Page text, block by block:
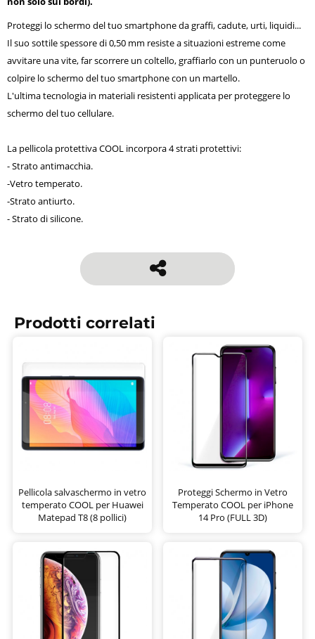
Proteggi lo schermo del tuo smartphone da graffi, cadute, urti, liquidi...
Il suo sottile spessore di 0,50 mm resiste a situazioni estreme come
avvitare una vite, far scorrere un coltello, graffiarlo con un punteruolo o
colpire lo schermo del tuo smartphone con un martello.
L'ultima tecnologia in materiali resistenti applicata per proteggere lo
schermo del tuo cellulare.
La pellicola protettiva COOL incorpora 4 strati protettivi:
- Strato antimacchia.
-Vetro temperato.
-Strato antiurto.
- Strato di silicone.
Prodotti correlati
Pellicola salvaschermo in vetro
temperato COOL per Huawei
Matepad T8 (8 pollici)
Proteggi Schermo in Vetro
Temperato COOL per iPhone
14 Pro (FULL 3D)